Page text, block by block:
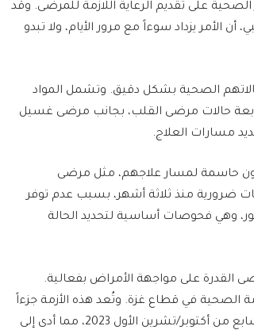
على تقديم الرعاية اللازمة للمرضى. وقد
الأمر يزداد سوءاً مع مرور الأيام، ولا تبدو
الصحية بشكل دقيق. وتشمل المواد
حالات مرضى القلب، بجانب مرضى غسيل
مسارات العلاج.
حاسمة لمسار علاجهم، مثل مرضى
ضرورية منذ ثلاثة أشهر، بسبب عدم توفر
وهي فحوصات أساسية لتحديد الحالة
القدرة على مواجهة الأمراض بفعالية.
الصحية في قطاع غزة. وتُعد هذه الأزمة جزءاً
من تداعيات الحرب الشاملة التي شنتها إسرائيل على القطاع منذ السابع من أكتوبر/تشرين الأول 2023، مما أدى إلى